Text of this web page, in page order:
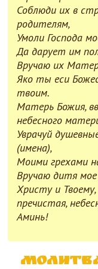
Соблюди их в
родителям,
Умоли Господа
Да дарует им
Вручаю их
Яко ты еси
твоим.
Матерь Божия,
небесного
Уврачуй
(имена),
Моими грехами
Вручаю дитя мое
Христу и Твоему,
пречистая,
Аминь!